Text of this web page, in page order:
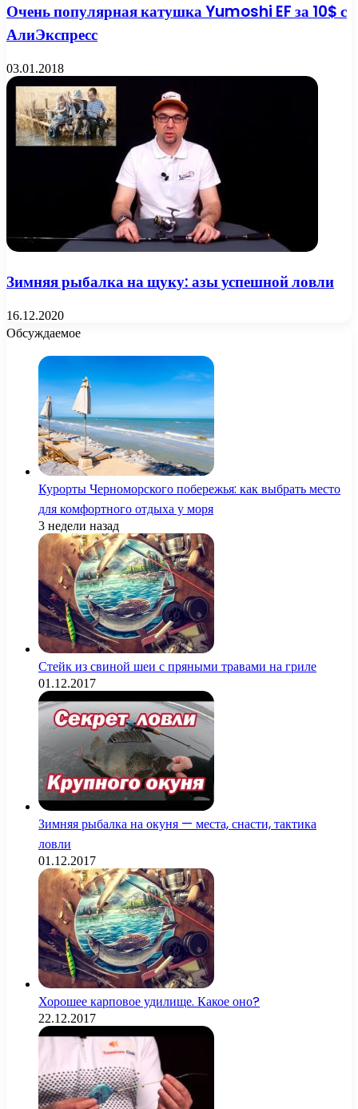
Очень популярная катушка Yumoshi EF за 10$ с
АлиЭкспресс
03.01.2018
Зимняя рыбалка на щуку: азы успешной ловли
16.12.2020
Обсуждаемое
Курорты Черноморского побережья: как выбрать место
для комфортного отдыха у моря
3 недели назад
Стейк из свиной шеи с пряными травами на гриле
01.12.2017
Зимняя рыбалка на окуня — места, снасти, тактика
ловли
01.12.2017
Хорошее карповое удилище. Какое оно?
22.12.2017